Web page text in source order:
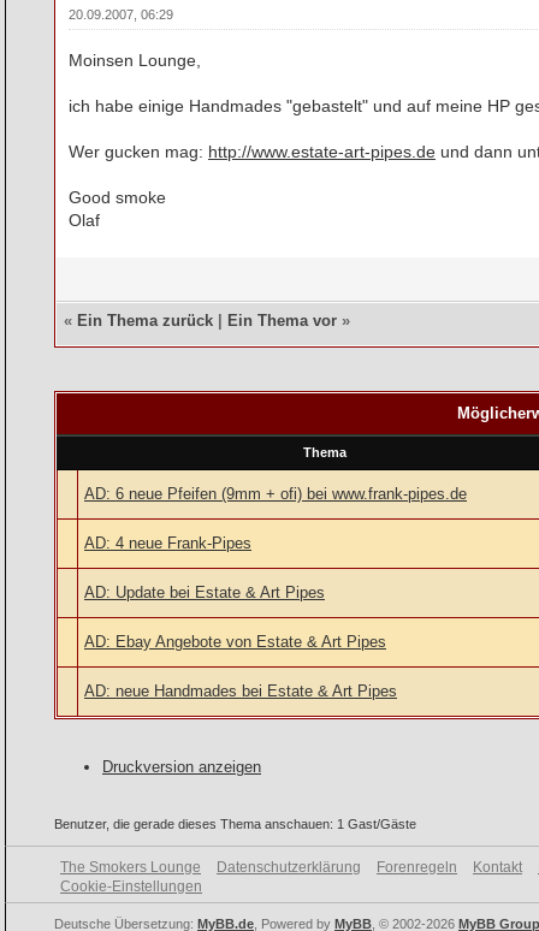
20.09.2007, 06:29
Moinsen Lounge,
ich habe einige Handmades "gebastelt" und auf meine HP
Wer gucken mag: http://www.estate-art-pipes.de und dann
Good smoke
Olaf
« Ein Thema zurück Ein Thema vor »
Thema
AD: 6 neue Pfeifen (9mm + ofi) bei www.frank-pipes.de
AD: 4 neue Frank-Pipes
AD: Update bei Estate & Art Pipes
AD: Ebay Angebote von Estate & Art Pipes
AD: neue Handmades bei Estate & Art Pipes
Druckversion anzeigen
Benutzer, die gerade dieses Thema anschauen: 1 Gast/Gäste
The Smokers Lounge Datenschutzerklärung Forenregeln Kontakt
Cookie-Einstellungen
Deutsche Übersetzung: MyBB.de , Powered by MyBB , © 2002-2026 MyBB Group